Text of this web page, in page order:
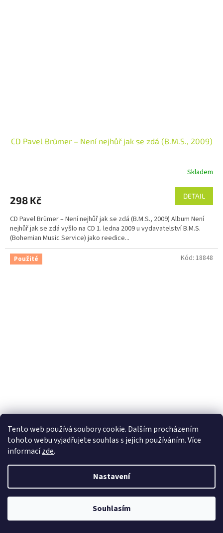
Tento web používá soubory cookie. Dalším procházením
tohoto webu vyjadřujete souhlas s jejich používáním. Více
informacízde.
Nastavení
Souhlasím
CD Pavel Brümer – Není nejhůř jak se zdá (B.M.S., 2009)
Skladem
298 Kč DETAIL
CD Pavel Brümer – Není nejhůř jak se zdá (B.M.S., 2009) Album Není
nejhůř jak se zdá vyšlo na CD 1. ledna 2009 u vydavatelství B.M.S.
(Bohemian Music Service) jako reedice...
Použité
LP Fešáci & Michal Tučný – Fešáci 2000 (Panton, 1980)
LP Fešáci & Michal Tučný – Fešáci 2000 (Panton, 1980) Album Fešáci
2000 vyšlo v roce 1980 u vydavatelství Panton a představuje
poslední studiové album Michala Tučného...
Kód: 18848